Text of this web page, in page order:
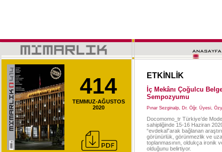
414
TEMMUZ-AĞUSTOS
2020
ETKİNLİK
İç Mekânı Çoğulcu
Sempozyumu
Pınar Sezginalp, Dr. Öğr. Üyesi,
Docomomo_tr Türkiye’de
sahipliğinde 15-16 Haziran
“evdekal”arak bağlanan
görünürlük, görünmezlik ve
toplanmasının, oldukça ironik
olduğunu belirtiyor.